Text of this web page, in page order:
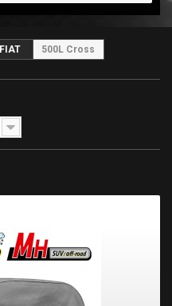
FIAT 500L Cross